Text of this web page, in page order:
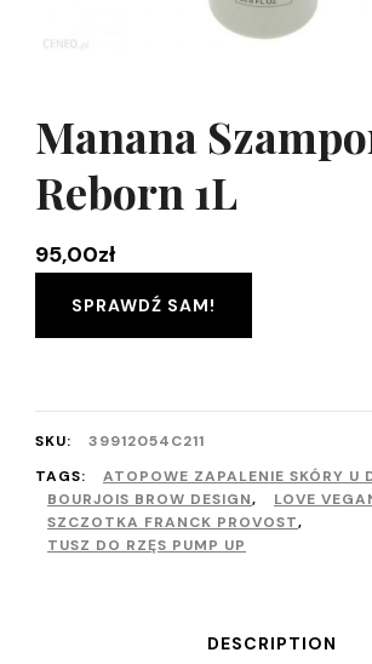
Manana
Reborn 1L
95,00zł
SPRAWDŹ SAM!
SKU:
39912054C211
TAGS:
ATOPOWE ZAPALENIE SKÓRY U
BOURJOIS BROW DESIGN, LOVE
SZCZOTKA FRANCK PROVOST,
TUSZ DO RZĘS PUMP UP
DESCRIPTION